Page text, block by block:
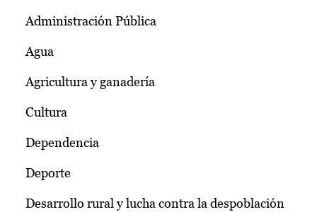
Administración Pública
Agua
Agricultura y ganadería
Cultura
Dependencia
Deporte
Desarrollo rural y lucha contra la despoblación